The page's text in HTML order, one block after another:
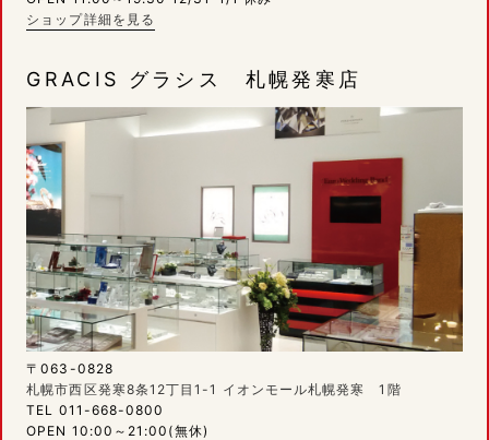
ショップ詳細を見る
GRACIS グラシス 札幌発寒店
〒063-0828
札幌市西区発寒8条12丁目1-1 イオンモール札幌発寒 1階
TEL 011-668-0800
OPEN 10:00～21:00(無休)